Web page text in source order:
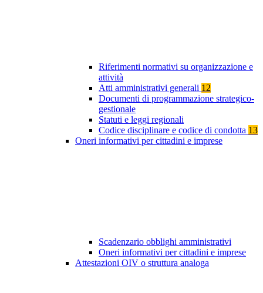
Riferimenti normativi su organizzazione e
attività
Atti amministrativi generali 12
Documenti di programmazione strategico-
gestionale
Statuti e leggi regionali
Codice disciplinare e codice di condotta 13
Oneri informativi per cittadini e imprese
Scadenzario obblighi amministrativi
Oneri informativi per cittadini e imprese
Attestazioni OIV o struttura analoga